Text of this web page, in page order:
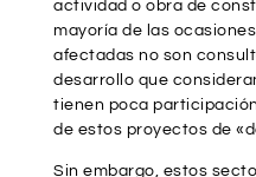
actividad o obra de
mayoría de las
afectadas no son
desarrollo que
tienen poca
de estos proyectos de
Sin embargo, estos